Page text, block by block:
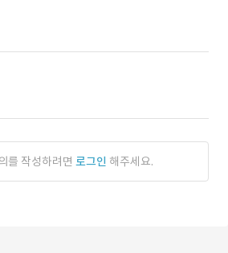
를 작성하려면 로그인 해주세요.